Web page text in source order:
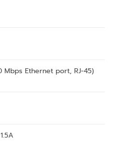
Mbps Ethernet port, RJ-45)